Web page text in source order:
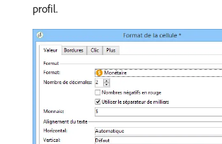
profil.